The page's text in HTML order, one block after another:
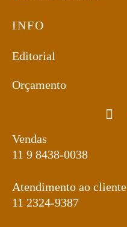
INFO
Editorial
Orçamento
Vendas
11 9 8438-0038
Atendimento ao cliente
11 2324-9387